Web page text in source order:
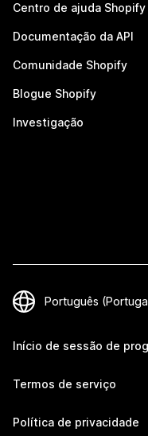
Centro de ajuda Shopify
Documentação da API
Comunidade Shopify
Blogue Shopify
Investigação
Início de sessão de
Termos de serviço
Política de privacidade